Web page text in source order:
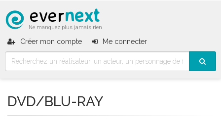
evernext
Ne manquez plus jamais rien
Créer mon compte Me connecter
DVD/BLU-RAY